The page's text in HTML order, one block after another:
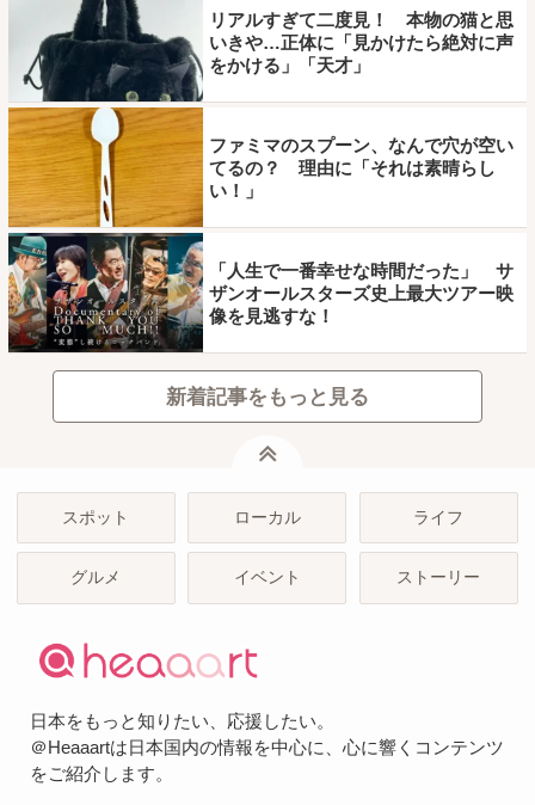
リアルすぎて二度見！ 本物の猫と思
いきや…正体に「見かけたら絶対に声
をかける」「天才」
ファミマのスプーン、なんで穴が空い
てるの？ 理由に「それは素晴らし
い！」
「人生で一番幸せな時間だった」 サ
ザンオールスターズ史上最大ツアー映
像を見逃すな！
新着記事をもっと見る
スポット ローカル ライフ
グルメ イベント ストーリー
日本をもっと知りたい、応援したい。
＠Heaaartは日本国内の情報を中心に、心に響くコンテンツ
をご紹介します。